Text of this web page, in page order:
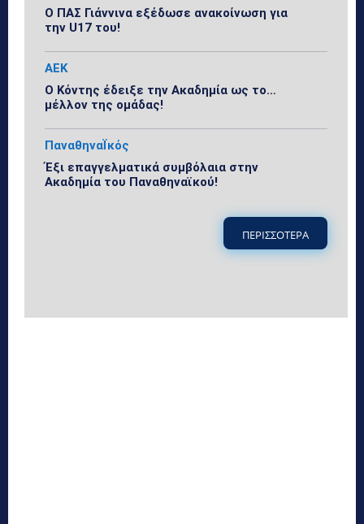
Ο ΠΑΣ Γιάννινα εξέδωσε ανακοίνωση για
την U17 του!
ΑΕΚ
Ο Κόντης έδειξε την Ακαδημία ως το…
μέλλον της ομάδας!
ΠαναθηναΪκός
Έξι επαγγελματικά συμβόλαια στην
Ακαδημία του Παναθηναϊκού!
ΠΕΡΙΣΣΟΤΕΡΑ